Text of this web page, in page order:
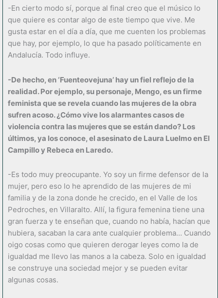
-En cierto modo sí, porque al final creo que el músico lo
que quiere es contar algo de este tiempo que vive. Me
gusta estar en el día a día, que me cuenten los problemas
que hay, por ejemplo, lo que ha pasado políticamente en
Andalucía. Todo influye.
-De hecho, en ‘Fuenteovejuna’ hay un fiel reflejo de la
realidad. Por ejemplo, su personaje, Mengo, es un firme
feminista que se revela cuando las mujeres de la obra
sufren acoso. ¿Cómo vive los alarmantes casos de
violencia contra las mujeres que se están dando? Los
últimos, ya los conoce, el asesinato de Laura Luelmo en El
Campillo y Rebeca en Laredo.
-Es todo muy preocupante. Yo soy un firme defensor de la
mujer, pero eso lo he aprendido de las mujeres de mi
familia y de la zona donde he crecido, en el Valle de los
Pedroches, en Villaralto. Allí, la figura femenina tiene una
gran fuerza y te enseñan que, cuando no había, hacían que
hubiera, sacaban la cara ante cualquier problema… Cuando
oigo cosas como que quieren derogar leyes como la de
igualdad me llevo las manos a la cabeza. Solo en igualdad
se construye una sociedad mejor y se pueden evitar
algunas cosas.